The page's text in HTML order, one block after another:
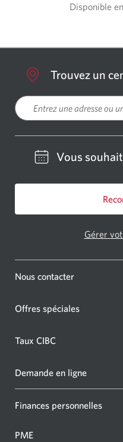
Disponible
Trouvez un
Vous
Gérer
Nous contacter
Offres spéciales
Taux CIBC
Demande en ligne
Finances personnelles
PME